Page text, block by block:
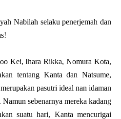
Nabilah selaku penerjemah dan
Kei, Ihara Rikka, Nomura Kota,
tentang Kanta dan Natsume,
pasutri ideal nan idaman
sebenarnya mereka kadang
suatu hari, Kanta mencurigai